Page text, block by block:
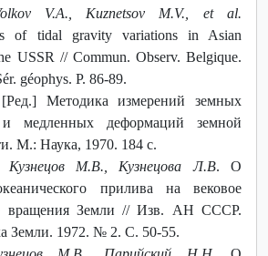
V.A., Kuznetsov M.V., et al.
of tidal gravity variations in Asian
USSR // Commun. Observ. Belgique.
géophys. P. 86-89.
[Ред.] Методика измерений земных
медленных деформаций земной
М.: Наука, 1970. 184 с.
М.В., Кузнецова Л.В. О
прилива на вековое
вращения Земли // Изв. АН СССР.
Земли. 1972. № 2. С. 50-55.